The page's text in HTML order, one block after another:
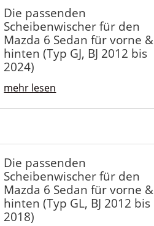
Die passenden
Scheibenwischer für den
Mazda 6 Sedan für vorne &
hinten (Typ GJ, BJ 2012 bis
2024)
mehr lesen
Die passenden
Scheibenwischer für den
Mazda 6 Sedan für vorne &
hinten (Typ GL, BJ 2012 bis
2018)